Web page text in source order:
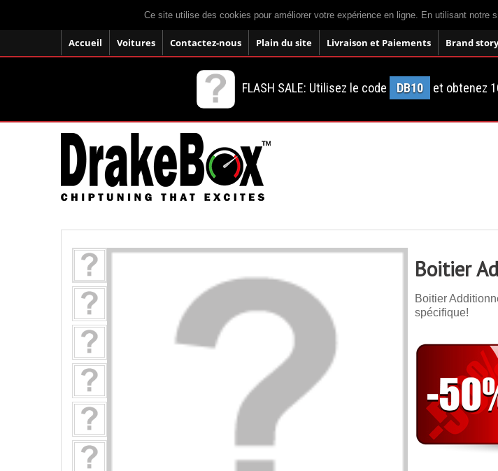
Ce site utilise des cookies pour améliorer votre expérience en ligne. En utilisant notre
Accueil Voitures Contactez-nous Plain du site Livraison et Paiements Brand story
FLASH SALE: Utilisez le code DB10 et obtenez
Boitier
Boitier
spécifique!